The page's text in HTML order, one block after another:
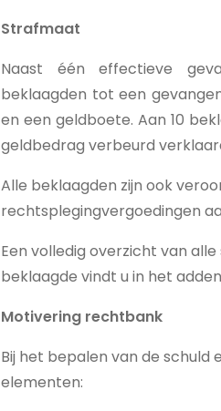
Strafmaat
Naast één effectieve
beklaagden tot een
en een geldboete. Aan 10
geldbedrag verbeurd
Alle beklaagden zijn ook
rechtsplegingvergoedingen
Een volledig overzicht van
beklaagde vindt u in het
Motivering rechtbank
Bij het bepalen van de
elementen: